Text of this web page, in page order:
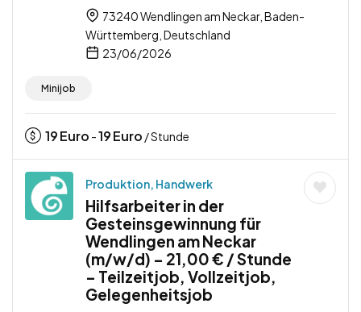
73240 Wendlingen am Neckar, Baden-
Württemberg, Deutschland
23/06/2026
Minijob
19Euro -19Euro / Stunde
Produktion, Handwerk
Hilfsarbeiter in der
Gesteinsgewinnung für
Wendlingen am Neckar
(m/w/d) – 21,00 € / Stunde
– Teilzeitjob, Vollzeitjob,
Gelegenheitsjob